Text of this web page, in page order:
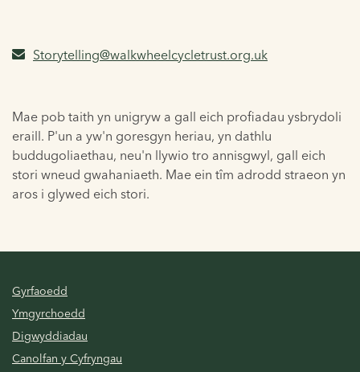
Storytelling@walkwheelcycletrust.org.uk
Mae pob taith yn unigryw a gall eich profiadau ysbrydoli
eraill. P'un a yw'n goresgyn heriau, yn dathlu
buddugoliaethau, neu'n llywio tro annisgwyl, gall eich
stori wneud gwahaniaeth. Mae ein tîm adrodd straeon yn
aros i glywed eich stori.
Gyrfaoedd
Ymgyrchoedd
Digwyddiadau
Canolfan y Cyfryngau